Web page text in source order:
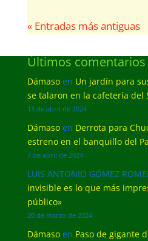
« Entradas más antiguas
Últimos comentarios
Dámasoen Un jardín para
se talaron en la cafetería del
13 de abril de 2024
Dámasoen Derrota para
estreno en el banquillo del
7 de abril de 2024
LUIS ANTONIO GÓMEZ
invisible es lo que más
público»
20 de marzo de 2024
Dámasoen Paso de gigante